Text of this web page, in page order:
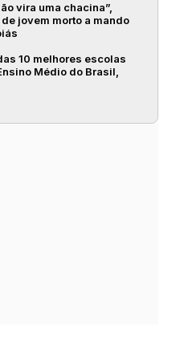
vira uma chacina”,
jovem morto a mando
10 melhores escolas
Médio do Brasil,